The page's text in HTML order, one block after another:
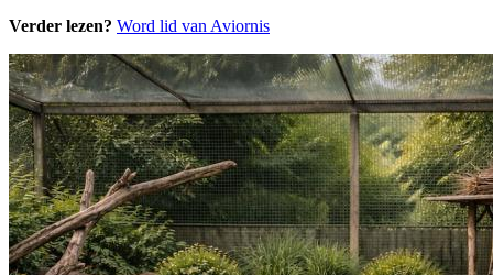
Verder lezen? Word lid van Aviornis